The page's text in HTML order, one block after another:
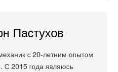
Пастухов
с 20-летним опытом
С 2015 года являюсь